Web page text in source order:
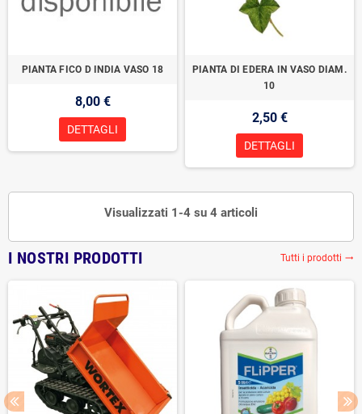
PIANTA FICO D INDIA VASO 18
8,00 €
DETTAGLI
PIANTA DI EDERA IN VASO DIAM.
10
2,50 €
DETTAGLI
Visualizzati 1-4 su 4 articoli
I NOSTRI PRODOTTI Tutti i prodotti trending_flat